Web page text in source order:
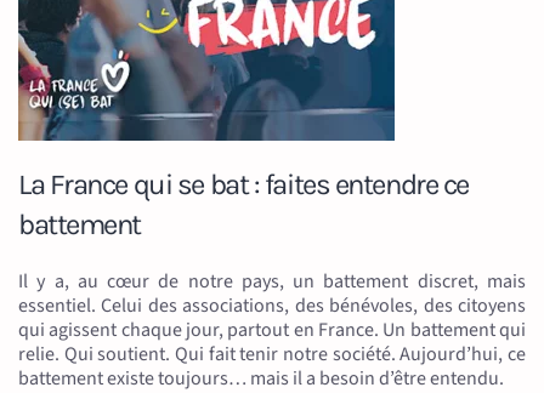
La France qui se bat : faites entendre ce
battement
Il y a, au cœur de notre pays, un battement discret, mais
essentiel. Celui des associations, des bénévoles, des citoyens
qui agissent chaque jour, partout en France. Un battement qui
relie. Qui soutient. Qui fait tenir notre société. Aujourd’hui, ce
battement existe toujours… mais il a besoin d’être entendu.